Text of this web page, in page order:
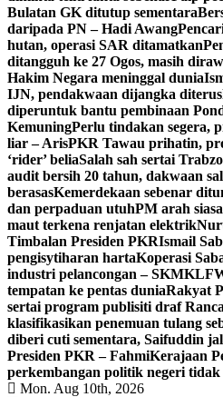
Bulatan GK ditutup sementara
daripada PN – Hadi Awang
hutan, operasi SAR ditamatkan
ditangguh ke 27 Ogos, masih
Hakim Negara meninggal dunia
IJN, pendakwaan dijangka
diperuntuk bantu pembinaan
KemuningPerlu tindakan segera,
liar – ArisPKR Tawau prihatin,
‘rider’ beliaSalah sah sertai
audit bersih 20 tahun, dakwaan
berasasKemerdekaan sebenar
dan perpaduan utuhPM arah
maut terkena renjatan elektrik
Timbalan Presiden PKRIsmail
pengisytiharan hartaKoperasi
industri pelancongan – SKM
tempatan ke pentas duniaRakyat
sertai program publisiti draf
klasifikasikan penemuan tulang
diberi cuti sementara, Saifuddin
Presiden PKR – FahmiKerajaan
perkembangan politik negeri
Mon. Aug 10th, 2026